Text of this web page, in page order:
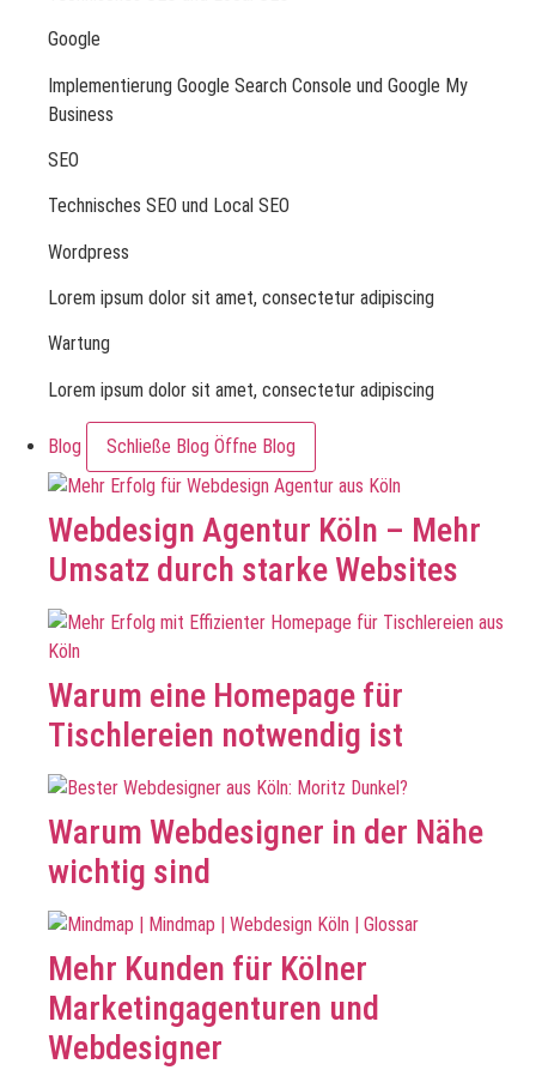
Google
Implementierung Google Search Console und Google My
Business
SEO
Technisches SEO und Local SEO
Wordpress
Lorem ipsum dolor sit amet, consectetur adipiscing
Wartung
Lorem ipsum dolor sit amet, consectetur adipiscing
Blog Schließe Blog Öffne Blog
Webdesign Agentur Köln – Mehr
Umsatz durch starke Websites
Warum eine Homepage für
Tischlereien notwendig ist
Warum Webdesigner in der Nähe
wichtig sind
Mehr Kunden für Kölner
Marketingagenturen und
Webdesigner